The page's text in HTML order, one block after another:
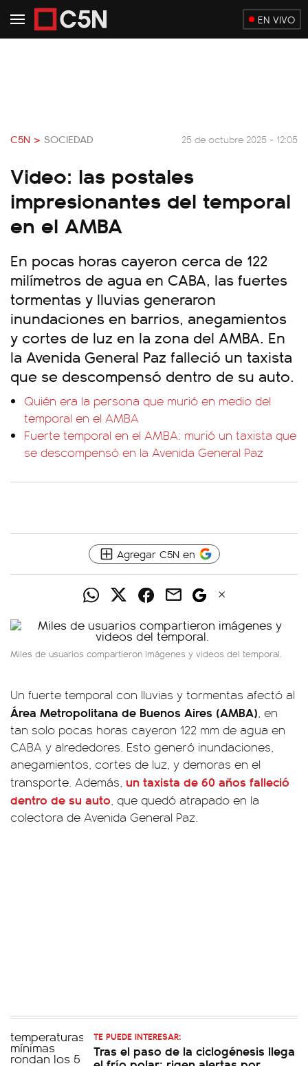
EN VIVO
C5N > SOCIEDAD 25 de octubre 2025 - 12:05
Video: las postales
impresionantes del temporal
en el AMBA
En pocas horas cayeron cerca de 122
milímetros de agua en CABA, las fuertes
tormentas y lluvias generaron
inundaciones en barrios, anegamientos
y cortes de luz en la zona del AMBA. En
la Avenida General Paz falleció un taxista
que se descompensó dentro de su auto.
Quién era la persona que murió en medio del
temporal en el AMBA
Fuerte temporal en el AMBA: murió un taxista que
se descompensó en la Avenida General Paz
Agregar C5N en
Miles de usuarios compartieron imágenes y videos del temporal.
Un fuerte temporal con lluvias y tormentas afectó al
Área Metropolitana de Buenos Aires (AMBA), en
tan solo pocas horas cayeron 122 mm de agua en
CABA y alrededores. Esto generó inundaciones,
anegamientos, cortes de luz, y demoras en el
transporte. Además, un taxista de 60 años falleció
dentro de su auto, que quedó atrapado en la
colectora de Avenida General Paz.
TE PUEDE INTERESAR:
Tras el paso de la ciclogénesis llega